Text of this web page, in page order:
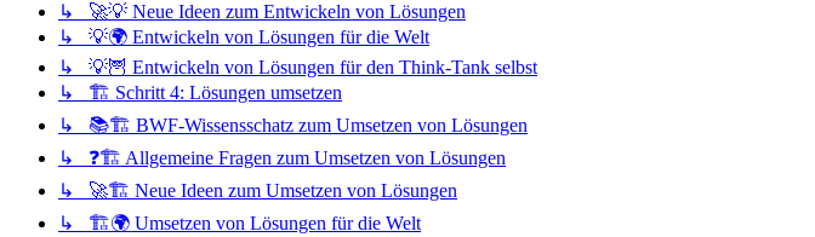
↳ 🚀💡 Neue Ideen zum Entwickeln von Lösungen
↳ 💡🌍 Entwickeln von Lösungen für die Welt
↳ 💡🦉 Entwickeln von Lösungen für den Think-Tank selbst
↳ 🏗️ Schritt 4: Lösungen umsetzen
↳ 📚🏗️ BWF-Wissensschatz zum Umsetzen von Lösungen
↳ ❓🏗️ Allgemeine Fragen zum Umsetzen von Lösungen
↳ 🚀🏗️ Neue Ideen zum Umsetzen von Lösungen
↳ 🏗️🌍 Umsetzen von Lösungen für die Welt